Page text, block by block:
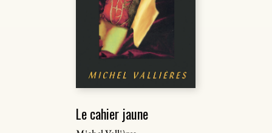
Le cahier jaune